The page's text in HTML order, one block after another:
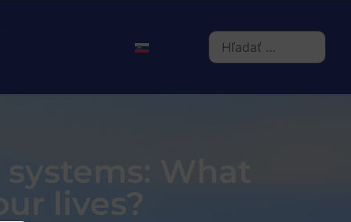
What
lives?